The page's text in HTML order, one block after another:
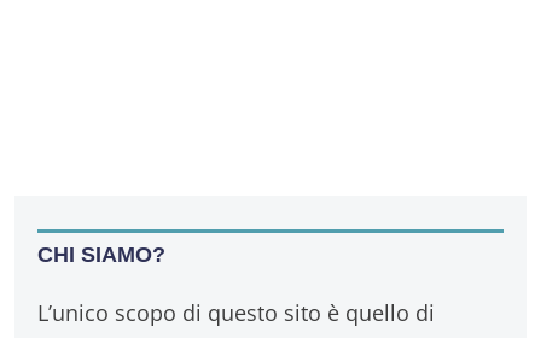
CHI SIAMO?
L’unico scopo di questo sito è quello di